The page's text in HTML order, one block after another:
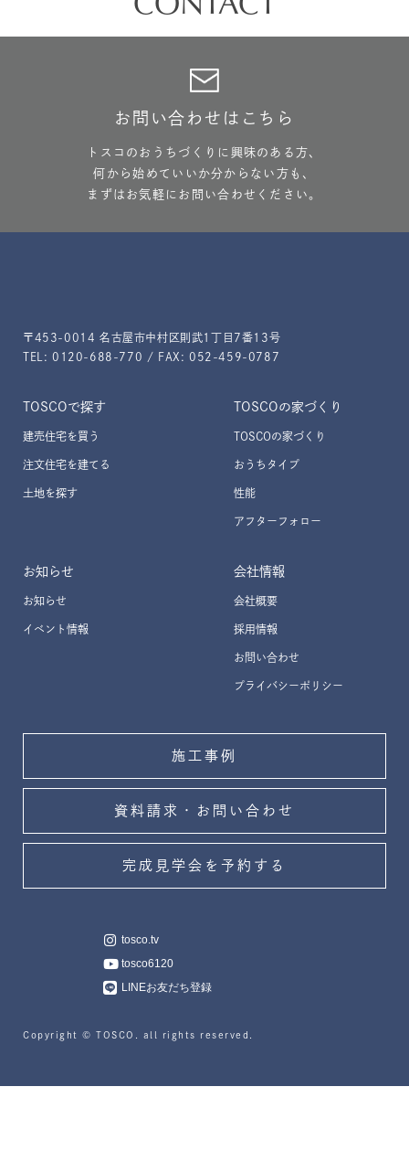
お問い合わせはこちら
トスコのおうちづくりに興味のある方、
何から始めていいか分からない方も、
まずはお気軽にお問い合わせください。
〒453-0014 名古屋市中村区則武1丁目7番13号
TEL: 0120-688-770 / FAX: 052-459-0787
TOSCOで探す
建売住宅を買う
注文住宅を建てる
土地を探す
TOSCOの家づくり
TOSCOの家づくり
おうちタイプ
性能
アフターフォロー
お知らせ
お知らせ
イベント情報
会社情報
会社概要
採用情報
お問い合わせ
プライバシーポリシー
施工事例
資料請求・お問い合わせ
完成見学会を予約する
tosco.tv
tosco6120
LINEお友だち登録
Copyright © TOSCO. all rights reserved.